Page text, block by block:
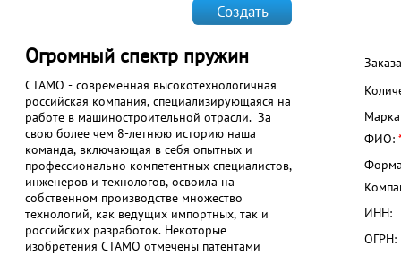
Создать
Огромный спектр пружин
СТАМО - современная высокотехнологичная
российская компания, специализирующаяся на
работе в машиностроительной отрасли. За
свою более чем 8-летнюю историю наша
команда, включающая в себя опытных и
профессионально компетентных специалистов,
инженеров и технологов, освоила на
собственном производстве множество
технологий, как ведущих импортных, так и
российских разработок. Некоторые
изобретения СТАМО отмечены патентами
ФИО:
ИНН:
ОГРН: